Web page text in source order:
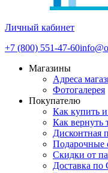
Личный кабинет
+7 (800) 551-47-60
Магазины
Адреса
Фотогалерея
Покупателю
Как купить
Как вернуть
Дисконтная
Подарочные
Скидки от
Доставка по